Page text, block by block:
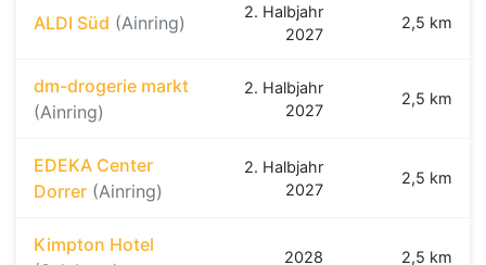
ALDI Süd (Ainring)
2. Halbjahr
2027
2,5 km
dm-drogerie markt
(Ainring)
2. Halbjahr
2027
2,5 km
EDEKA Center
Dorrer (Ainring)
2. Halbjahr
2027
2,5 km
Kimpton Hotel
2028 2,5 km